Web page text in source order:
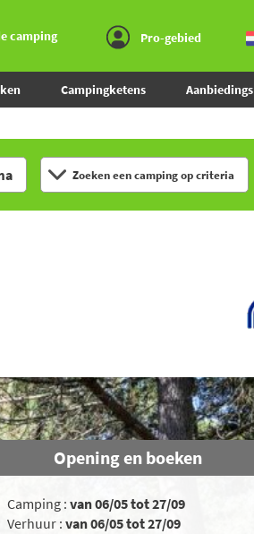
camping Pro-gebied
Campingketens Aanbiedings
Zoeken een camping op criteria
Opening en boeken
Camping : van 06/05 tot 27/09
Verhuur : van 06/05 tot 27/09